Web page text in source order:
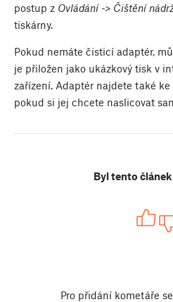
postup z Ovládání -> Čištění
tiskárny.
Pokud nemáte čisticí adaptér,
je přiložen jako ukázkový tisk v
zařízení. Adaptér najdete také ke
pokud si jej chcete naslicovat
Byl tento
Pro přidání kometáře